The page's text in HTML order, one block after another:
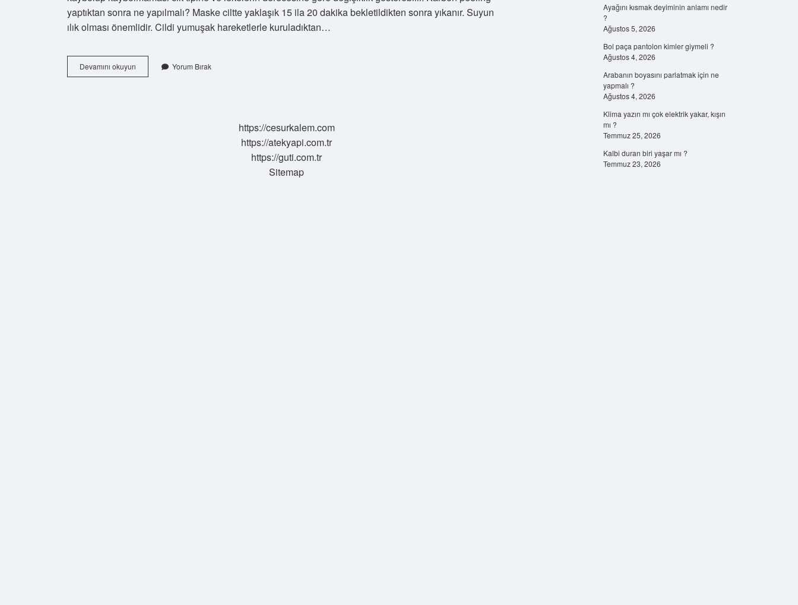
yaptıktan sonra ne yapılmalı? Maske ciltte yaklaşık 15 ila 20 dakika bekletildikten sonra yıkanır. Suyun
ılık olması önemlidir. Cildi yumuşak hareketlerle kuruladıktan…
Devamını okuyun
Peeling
Yorum Bırak
https://cesurkalem.com
https://atekyapi.com.tr
https://guti.com.tr
Sitemap
Ayağını kısmak deyiminin anlamı nedir
?
Ağustos 5, 2026
Bol paça pantolon kimler giymeli ?
Ağustos 4, 2026
Arabanın boyasını parlatmak için ne
yapmalı ?
Ağustos 4, 2026
Klima yazın mı çok elektrik yakar, kışın
mı ?
Temmuz 25, 2026
Kalbi duran biri yaşar mı ?
Temmuz 23, 2026